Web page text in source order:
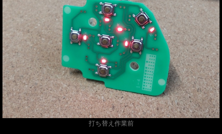
打ち替え作業前